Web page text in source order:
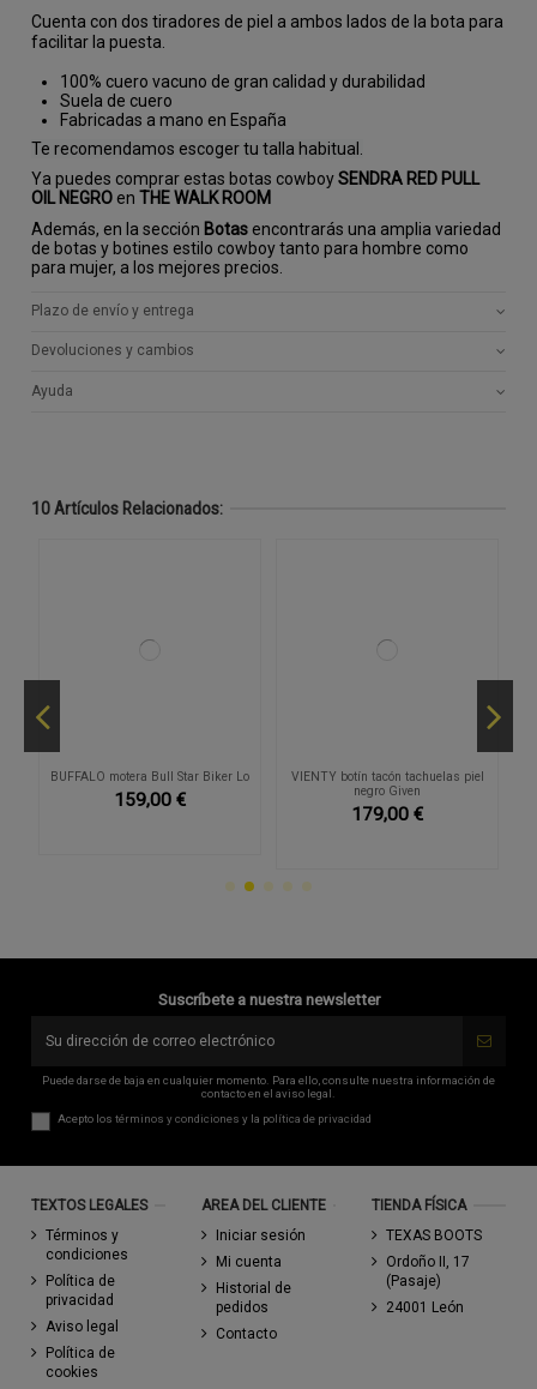
Cuenta con dos tiradores de piel a ambos lados de la bota para
facilitar la puesta.
100% cuero vacuno de gran calidad y durabilidad
Suela de cuero
Fabricadas a mano en España
Te recomendamos escoger tu talla habitual.
Ya puedes comprar estas botas cowboySENDRA RED PULL
OIL NEGRO enTHE WALK ROOM
Además, en la sección Botas encontrarás una amplia variedad
de botas y botines estilo cowboy tanto para hombre como
para mujer, a los mejores precios.
Plazo de envío y entrega
Devoluciones y cambios
Ayuda
10 Artículos Relacionados:
BUFFALO motera Bull Star Biker Lo
159,00 €
VIENTY botín tacón tachuelas piel
negro Given
179,00 €
Suscríbete a nuestra newsletter
Puede darse de baja en cualquier momento. Para ello, consulte nuestra información de
contacto en el aviso legal.
Acepto lostérminos y condiciones y la política de privacidad
TEXTOS LEGALES
Términos y
condiciones
Política de
privacidad
Aviso legal
Política de
cookies
AREA DEL CLIENTE
Iniciar sesión
Mi cuenta
Historial de
pedidos
Contacto
TIENDA FÍSICA
TEXAS BOOTS
Ordoño II, 17
(Pasaje)
24001 León